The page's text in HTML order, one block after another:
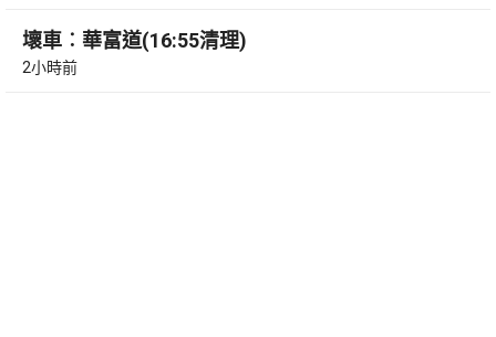
壞車︰華富道(16:55清理)
2小時前